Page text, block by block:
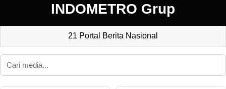
INDOMETRO Grup
21 Portal Berita Nasional